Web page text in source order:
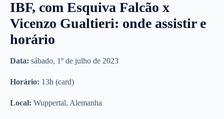
IBF, com Esquiva Falcão x
Vicenzo Gualtieri: onde assistir e
horário
Data: sábado, 1º de julho de 2023
Horário: 13h (card)
Local: Wuppertal, Alemanha